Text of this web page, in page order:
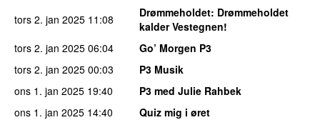
tors 2. jan 2025 11:08 Drømmeholdet: Drømmeholdet
kalder Vestegnen!
tors 2. jan 2025 06:04
Go’ Morgen P3
tors 2. jan 2025 00:03
P3 Musik
ons 1. jan 2025 19:40
P3 med Julie Rahbek
ons 1. jan 2025 14:40
Quiz mig i øret